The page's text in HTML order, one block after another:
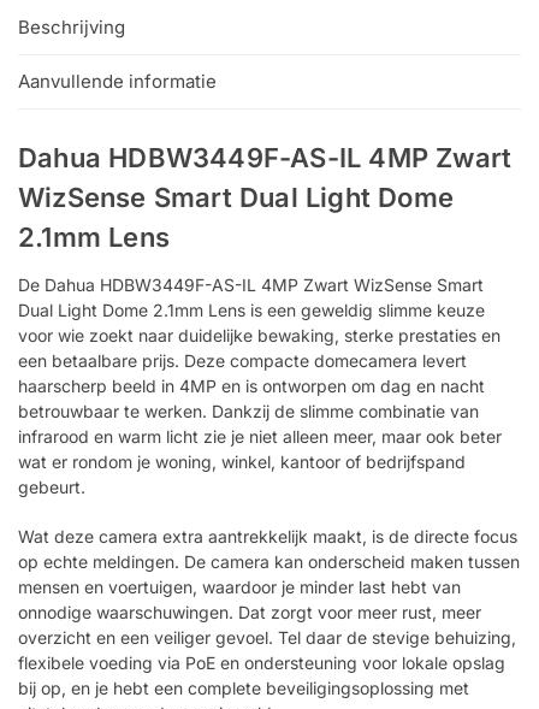
Beschrijving
Aanvullende informatie
Dahua HDBW3449F-AS-IL 4MP Zwart
WizSense Smart Dual Light Dome
2.1mm Lens
De Dahua HDBW3449F-AS-IL 4MP Zwart WizSense Smart
Dual Light Dome 2.1mm Lens is een geweldig slimme keuze
voor wie zoekt naar duidelijke bewaking, sterke prestaties en
een betaalbare prijs. Deze compacte domecamera levert
haarscherp beeld in 4MP en is ontworpen om dag en nacht
betrouwbaar te werken. Dankzij de slimme combinatie van
infrarood en warm licht zie je niet alleen meer, maar ook beter
wat er rondom je woning, winkel, kantoor of bedrijfspand
gebeurt.
Wat deze camera extra aantrekkelijk maakt, is de directe focus
op echte meldingen. De camera kan onderscheid maken tussen
mensen en voertuigen, waardoor je minder last hebt van
onnodige waarschuwingen. Dat zorgt voor meer rust, meer
overzicht en een veiliger gevoel. Tel daar de stevige behuizing,
flexibele voeding via PoE en ondersteuning voor lokale opslag
bij op, en je hebt een complete beveiligingsoplossing met